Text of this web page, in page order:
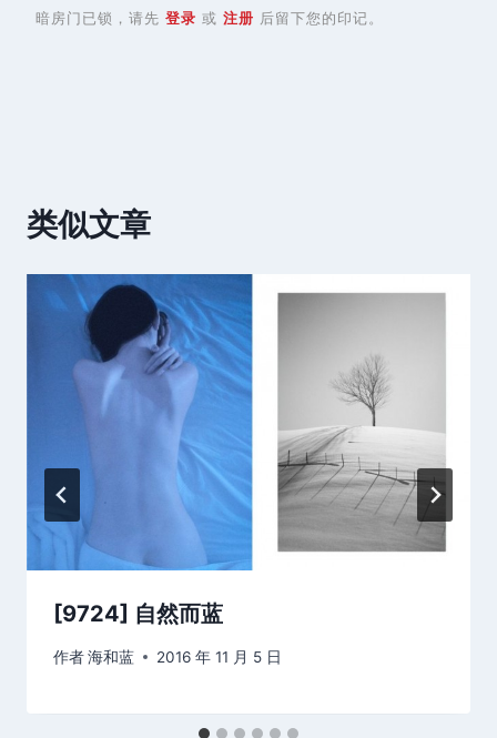
暗房门已锁，请先 登录 或 注册 后留下您的印记。
类似文章
[9724] 自然而蓝
作者海和蓝 2016 年 11 月 5 日